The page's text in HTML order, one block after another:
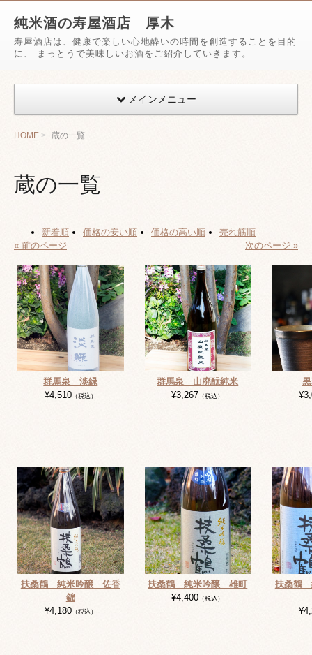
純米酒の寿屋酒店 厚木
寿屋酒店は、健康で楽しい心地酔いの時間を創造することを目的
に、 まっとうで美味しいお酒をご紹介していきます。
メインメニュー
HOME 蔵の一覧
蔵の一覧
新着順 価格の安い順 価格の高い順
売れ筋順
次のページ »
« 前のページ
群馬泉 淡緑
¥4,510（税込）
群馬泉 山廃酛純米
¥3,267 （税込）
扶桑鶴 純米吟醸 佐香
錦
¥4,180（税込）
扶桑鶴 純米吟醸 雄町
¥4,400 （税込）
扶桑鶴